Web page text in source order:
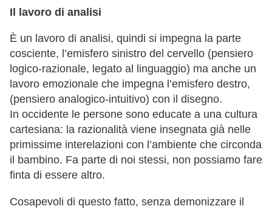
Il lavoro di analisi
È un lavoro di analisi, quindi si impegna la parte
cosciente, l’emisfero sinistro del cervello (pensiero
logico-razionale, legato al linguaggio) ma anche un
lavoro emozionale che impegna l’emisfero destro,
(pensiero analogico-intuitivo) con il disegno.
In occidente le persone sono educate a una cultura
cartesiana: la razionalità viene insegnata già nelle
primissime interelazioni con l’ambiente che circonda
il bambino. Fa parte di noi stessi, non possiamo fare
finta di essere altro.
Cosapevoli di questo fatto, senza demonizzare il